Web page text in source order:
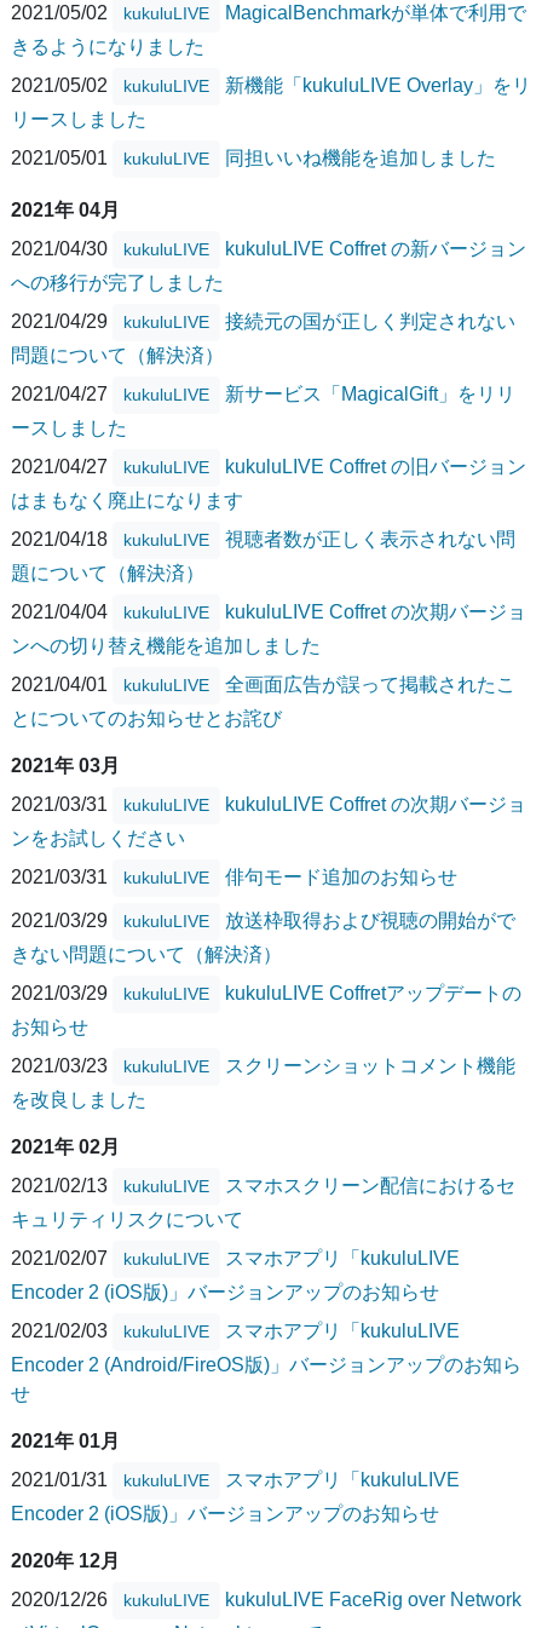
2021/05/02
kukuluLIVE
MagicalBenchmarkが単体で利用で
きるようになりました
2021/05/02
kukuluLIVE
新機能「kukuluLIVE Overlay」をリ
リースしました
2021/05/01
kukuluLIVE 同担いいね機能を追加しました
2021年 04月
2021/04/30
kukuluLIVE
kukuluLIVE Coffret の新バージョン
への移行が完了しました
2021/04/29
kukuluLIVE
接続元の国が正しく判定されない
問題について（解決済）
2021/04/27
kukuluLIVE
新サービス「MagicalGift」をリリ
ースしました
2021/04/27
kukuluLIVE
kukuluLIVE Coffret の旧バージョン
はまもなく廃止になります
2021/04/18
kukuluLIVE
視聴者数が正しく表示されない問
題について（解決済）
2021/04/04
kukuluLIVE
kukuluLIVE Coffret の次期バージョ
ンへの切り替え機能を追加しました
2021/04/01
kukuluLIVE
全画面広告が誤って掲載されたこ
とについてのお知らせとお詫び
2021年 03月
2021/03/31
kukuluLIVE
kukuluLIVE Coffret の次期バージョ
ンをお試しください
2021/03/31
kukuluLIVE 俳句モード追加のお知らせ
2021/03/29 kukuluLIVE
放送枠取得および視聴の開始がで
きない問題について（解決済）
2021/03/29
kukuluLIVE
kukuluLIVE Coffretアップデートの
お知らせ
2021/03/23
kukuluLIVE
スクリーンショットコメント機能
を改良しました
2021年 02月
2021/02/13
kukuluLIVE
スマホスクリーン配信におけるセ
キュリティリスクについて
2021/02/07
kukuluLIVE
スマホアプリ「kukuluLIVE
Encoder 2 (iOS版)」バージョンアップのお知らせ
2021/02/03
kukuluLIVE
スマホアプリ「kukuluLIVE
Encoder 2 (Android/FireOS版)」バージョンアップのお知ら
せ
2021年 01月
2021/01/31
kukuluLIVE
スマホアプリ「kukuluLIVE
Encoder 2 (iOS版)」バージョンアップのお知らせ
2020年 12月
2020/12/26
kukuluLIVE
kukuluLIVE FaceRig over Network